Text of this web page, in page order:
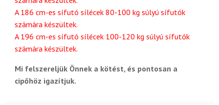
A 186 cm-es sífutó sílécek 80-100 kg súlyú sífutók
számára készültek.
A 196 cm-es sífutó sílécek 100-120 kg súlyú sífutók
számára készültek.
Mi felszereljük Önnek a kötést, és pontosan a
cipőhöz igazítjuk.